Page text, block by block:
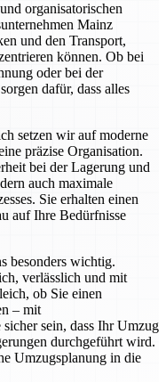
organisatorischen
Mainz
und den Transport,
können. Ob bei
oder bei der
dafür, dass alles
setzen wir auf moderne
präzise Organisation.
bei der Lagerung und
auch maximale
Sie erhalten einen
auf Ihre Bedürfnisse
besonders wichtig.
verlässlich und mit
ob Sie einen
– mit
sein, dass Ihr Umzug
durchgeführt wird.
Umzugsplanung in die